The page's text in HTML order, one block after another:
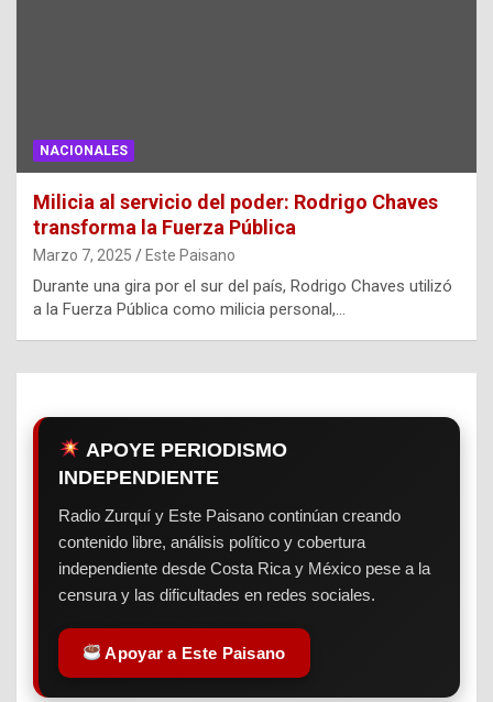
NACIONALES
Milicia al servicio del poder: Rodrigo Chaves
transforma la Fuerza Pública
Marzo 7, 2025 Este Paisano
Durante una gira por el sur del país, Rodrigo Chaves utilizó
a la Fuerza Pública como milicia personal,…
APOYE PERIODISMO
INDEPENDIENTE
Radio Zurquí y Este Paisano continúan creando
contenido libre, análisis político y cobertura
independiente desde Costa Rica y México pese a la
censura y las dificultades en redes sociales.
Apoyar a Este Paisano